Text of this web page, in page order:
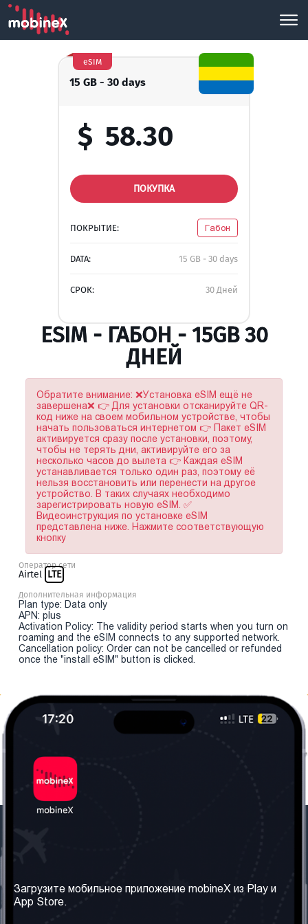
15 GB - 30 days
eSIM
$ 58.30
ПОКУПКА
ПОКРЫТИЕ: Габон
DATA: 15 GB - 30 days
СРОК: 30 Дней
ESIM - ГАБОН - 15GB 30
ДНЕЙ
Обратите внимание: ❌Установка eSIM ещё не
завершена❌ 👉 Для установки отсканируйте QR-
код ниже на своем мобильном устройстве, чтобы
начать пользоваться интернетом 👉 Пакет eSIM
активируется сразу после установки, поэтому,
чтобы не терять дни, активируйте его за
несколько часов до вылета 👉 Каждая eSIM
устанавливается только один раз, поэтому её
нельзя восстановить или перенести на другое
устройство. В таких случаях необходимо
зарегистрировать новую eSIM. ✅
Видеоинструкция по установке eSIM
представлена ниже. Нажмите соответствующую
кнопку
Оператор сети
Airtel LTE
Дополнительная информация
Plan type: Data only
APN: plus
Activation Policy: The validity period starts when you turn on
roaming and the eSIM connects to any supported network.
Cancellation policy: Order can not be cancelled or refunded
once the "install eSIM" button is clicked.
Наши сервисы
Правила и Условия
Загрузите мобильное приложение mobineX из Play и
App Store.